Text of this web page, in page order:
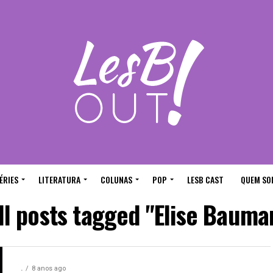
LITERATURA COLUNAS POP LESB CAST QUEM
posts tagged "Elise
. 8 anos ago